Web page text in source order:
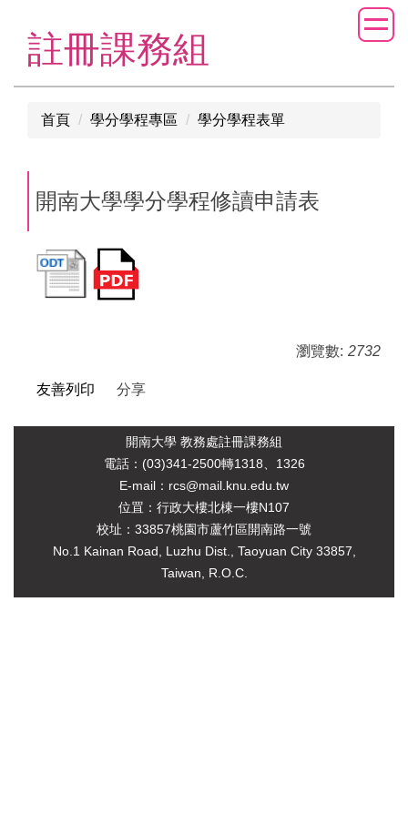
註冊課務組
首頁 學分學程專區 學分學程表單
開南大學學分學程修讀申請表
瀏覽數: 2732
友善列印 分享
開南大學 教務處註冊課務組
電話：(03)341-2500轉1318、1326
E-mail：rcs@mail.knu.edu.tw
位罝：行政大樓北棟一樓N107
校址：33857桃園市蘆竹區開南路一號
No.1 Kainan Road, Luzhu Dist., Taoyuan City 33857,
Taiwan, R.O.C.